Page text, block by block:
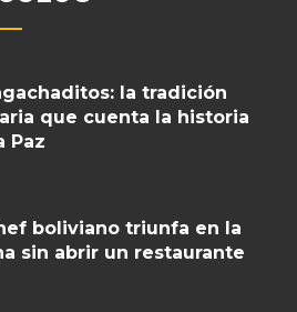
la tradición
que cuenta la historia
Paz
boliviano triunfa en la
sin abrir un restaurante